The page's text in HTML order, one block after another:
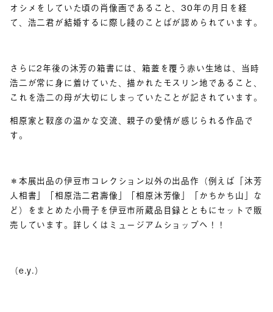
オシメをしていた頃の肖像画であること、30年の月日を経
て、浩二君が結婚するに際し餞のことばが認められています。
さらに2年後の沐芳の箱書には、箱蓋を覆う赤い生地は、当時
浩二が常に身に着けていた、描かれたモスリン地であること、
これを浩二の母が大切にしまっていたことが記されています。
相原家と靫彦の温かな交流、親子の愛情が感じられる作品で
す。
＊本展出品の伊豆市コレクション以外の出品作（例えば「沐芳
人相書」「相原浩二君壽像」「相原沐芳像」「かちかち山」な
ど）をまとめた小冊子を伊豆市所蔵品目録とともにセットで販
売しています。詳しくはミュージアムショップへ！！
（e.y.）